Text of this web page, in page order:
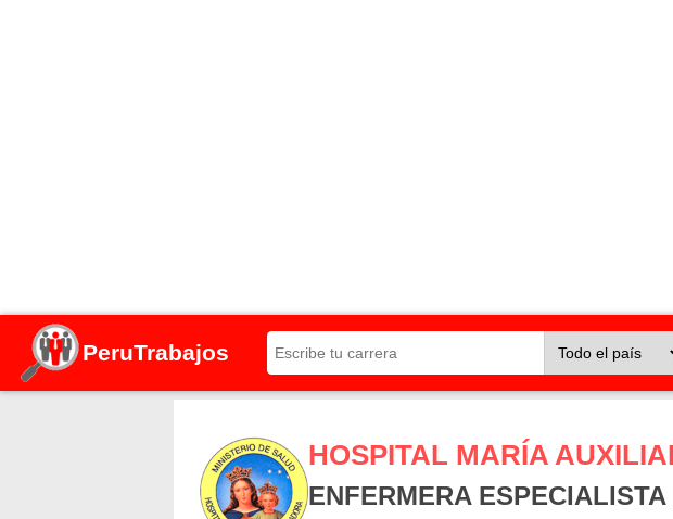
PeruTrabajos
HOSPITAL MARÍA
ENFERMERA ESPECIALISTA